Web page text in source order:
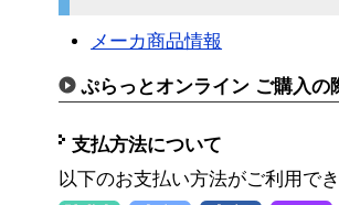
メーカ商品情報
ぷらっとオンライン ご購入の
支払方法について
以下のお支払い方法がご利用で